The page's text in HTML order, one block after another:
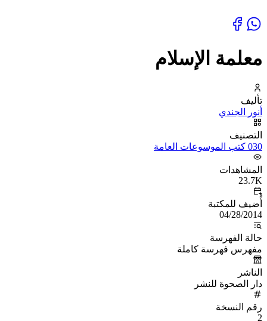
معلمة الإسلام
تأليف
أنور الجندي
التصنيف
030 كتب الموسوعات العامة
المشاهدات
23.7K
أُضيف للمكتبة
04/28/2014
حالة الفهرسة
مفهرس فهرسة كاملة
الناشر
دار الصحوة للنشر
رقم النسخة
2